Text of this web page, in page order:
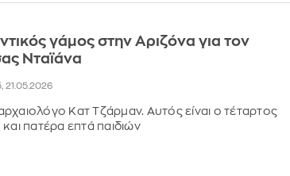
γάμος στην Αριζόνα για τον
Νταϊάνα
21.05.2026
Κατ Τζάρμαν. Αυτός είναι ο τέταρτος
πατέρα επτά παιδιών